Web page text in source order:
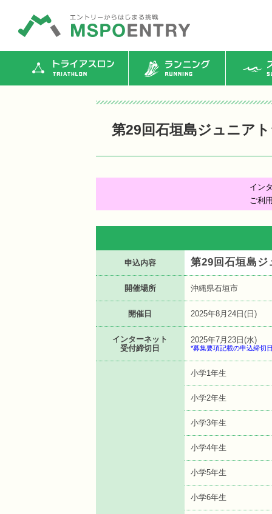
トライアスロン ランニング ス
第29回石垣島ジュニア
イン
ご利
申込内容 第29回石垣島ジ
開催場所 沖縄県石垣市
開催日 2025年8月24日(日)
インターネット
受付締切日
2025年7月23日(水)
*募集要項記載の申込締切
小学1年生
小学2年生
小学3年生
小学4年生
小学5年生
小学6年生